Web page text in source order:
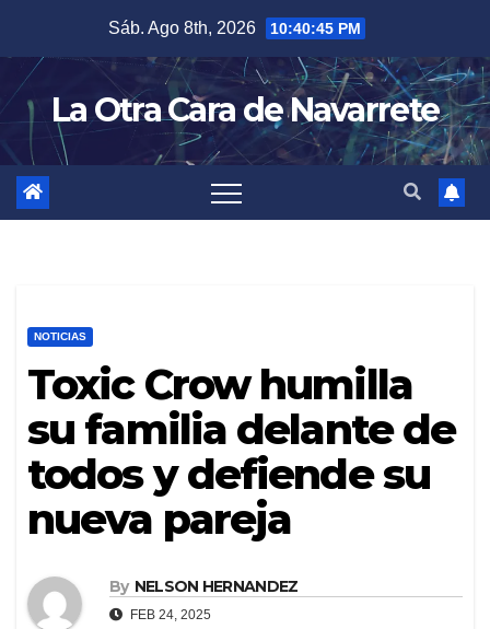
content
Sáb. Ago 8th, 2026 10:40:46 PM
La Otra Cara de Navarrete
NOTICIAS
Toxic Crow humilla
su familia delante de
todos y defiende su
nueva pareja
By NELSON HERNANDEZ
FEB 24, 2025